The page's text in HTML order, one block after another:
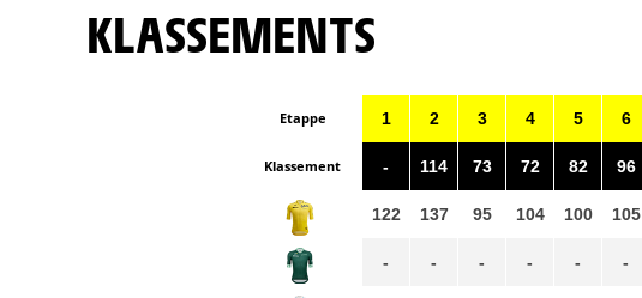
KLASSEMENTS
Etappe
Klassement
1
-
122
-
2
114
137
-
3
73
95
-
4
72
104
-
5
82
100
-
6
96
105
-